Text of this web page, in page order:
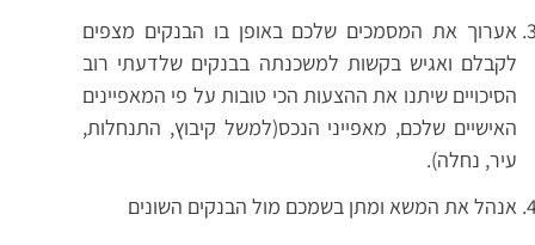
אערוך את המסמכים שלכם באופן בו הבנקים מצפים
לקבלם ואגיש בקשות למשכנתה בבנקים שלדעתי רוב
הסיכויים שיתנו את ההצעות הכי טובות על פי המאפיינים
האישיים שלכם, מאפייני הנכס(למשל קיבוץ, התנחלות,
עיר, נחלה).
אנהל את המשא ומתן בשמכם מול הבנקים השונים